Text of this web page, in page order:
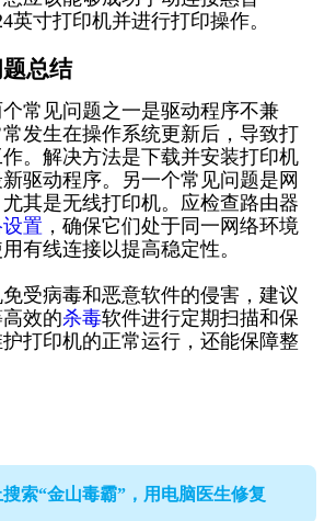
英寸打印机并进行打印操作。
总结
常见问题之一是驱动程序不兼
发生在操作系统更新后，导致打
。解决方法是下载并安装打印机
驱动程序。另一个常见问题是网
其是无线打印机。应检查路由器
设置 ，确保它们处于同一网络环境
有线连接以提高稳定性。
受病毒和恶意软件的侵害，建议
效的杀毒软件进行定期扫描和保
打印机的正常运行，还能保障整
索“金山毒霸”，用电脑医生修复